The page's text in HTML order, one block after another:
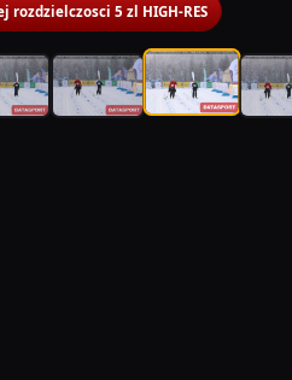
5 zl HIGH-RES